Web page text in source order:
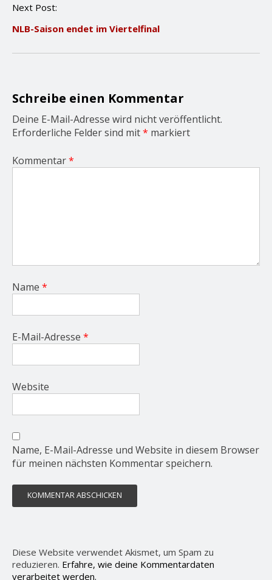
a
i
o
n
Next Post:
NLB-Saison endet im Viertelfinal
Schreibe einen Kommentar
Deine E-Mail-Adresse wird nicht veröffentlicht.
Erforderliche Felder sind mit* markiert
Kommentar*
Name *
E-Mail-Adresse *
Website
Name, E-Mail-Adresse und Website in diesem Browser
für meinen nächsten Kommentar speichern.
Diese Website verwendet Akismet, um Spam zu
reduzieren. Erfahre, wie deine Kommentardaten
verarbeitet werden.